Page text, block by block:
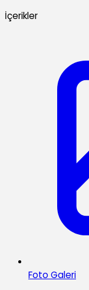
İçerikler
Foto Galeri